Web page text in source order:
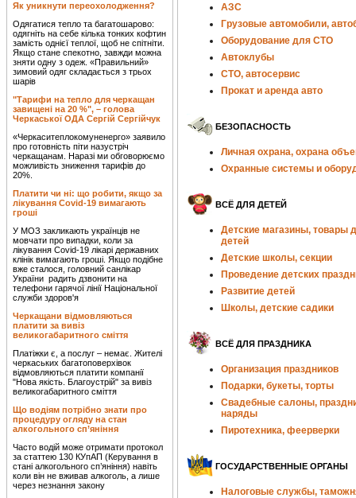
Як уникнути переохолодження?
Одягатися тепло та багатошарово:
одягніть на себе кілька тонких кофтин
замість однієї теплої, щоб не спітніти.
Якщо стане спекотно, завжди можна
зняти одну з одеж. «Правильний»
зимовий одяг складається з трьох
шарів
"Тарифи на тепло для черкащан
завищені на 20 %", – голова
Черкаської ОДА Сергій Сергійчук
«Черкаситеплокомуненерго» заявило
про готовність піти назустріч
черкащанам. Наразі ми обговорюємо
можливість зниження тарифів до
20%.
Платити чи ні: що робити, якщо за
лікування Covid-19 вимагають
гроші
У МОЗ закликають українців не
мовчати про випадки, коли за
лікування Covid-19 лікарі державних
клінік вимагають гроші. Якщо подібне
вже сталося, головний санлікар
України радить дзвонити на
телефони гарячої лінії Національної
служби здоров'я
Черкащани відмовляються
платити за вивіз
великогабаритного сміття
Платіжки є, а послуг – немає. Жителі
черкаських багатоповерхівок
відмовляються платити компанії
"Нова якість. Благоустрій" за вивіз
великогабаритного сміття
Що водіям потрібно знати про
процедуру огляду на стан
алкогольного сп’яніння
Часто водій може отримати протокол
за статтею 130 КУпАП (Керування в
стані алкогольного сп’яніння) навіть
коли він не вживав алкоголь, а лише
через незнання закону
АЗС
Грузовые автомобили,
Оборудование для СТО
Автоклубы
СТО, автосервис
Прокат и аренда авто
БЕЗОПАСНОСТЬ
Личная охрана, охрана
Охранные системы и
ВСЁ ДЛЯ ДЕТЕЙ
Детские магазины, товары
детей
Детские школы, секции
Проведение детских
Развитие детей
Школы, детские садики
ВСЁ ДЛЯ ПРАЗДНИКА
Организация праздников
Подарки, букеты, торты
Свадебные салоны,
наряды
Пиротехника, феерверки
ГОСУДАРСТВЕННЫЕ ОРГАНЫ
Налоговые службы,